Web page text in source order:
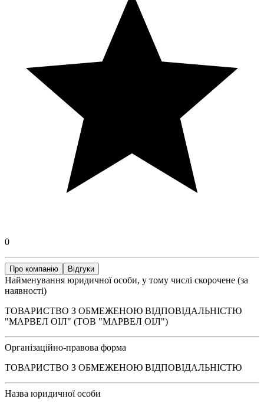
0
Про компанію Відгуки
Найменування юридичної особи, у тому числі скорочене (за
наявності)
ТОВАРИСТВО З ОБМЕЖЕНОЮ ВІДПОВІДАЛЬНІСТЮ
"МАРВЕЛ ОІЛ" (ТОВ "МАРВЕЛ ОІЛ")
Організаційно-правова форма
ТОВАРИСТВО З ОБМЕЖЕНОЮ ВІДПОВІДАЛЬНІСТЮ
Назва юридичної особи